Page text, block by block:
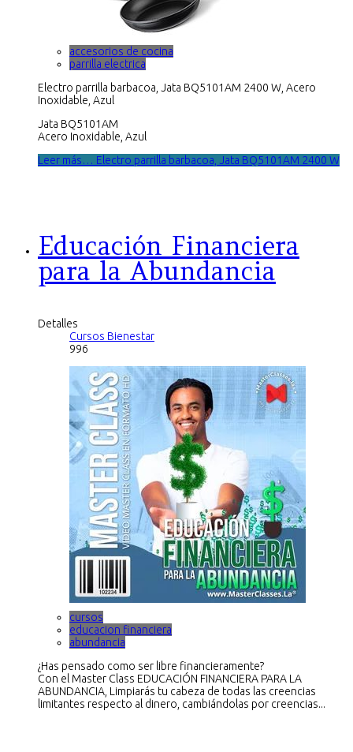
accesorios de cocina
parrilla electrica
Electro parrilla barbacoa, Jata BQ5101AM 2400 W, Acero
Inoxidable, Azul
Jata BQ5101AM
Acero Inoxidable, Azul
Leer más… Electro parrilla barbacoa, Jata BQ5101AM 2400 W
Educación Financiera
para la Abundancia
Detalles
Cursos Bienestar
996
cursos
educacion financiera
abundancia
¿Has pensado como ser libre financieramente?
Con el Master Class EDUCACIÓN FINANCIERA PARA LA
ABUNDANCIA, Limpiarás tu cabeza de todas las creencias
limitantes respecto al dinero, cambiándolas por creencias...